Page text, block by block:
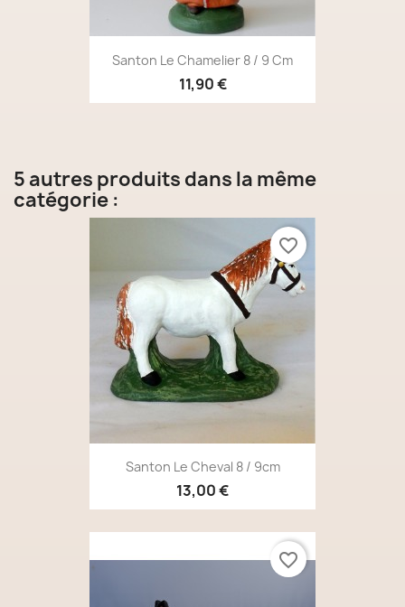
Santon Le Chamelier 8 / 9 Cm
11,90 €
5 autres produits dans la même
catégorie :
Santon Le Cheval 8 / 9cm
13,00 €
favorite_border
favorite_border